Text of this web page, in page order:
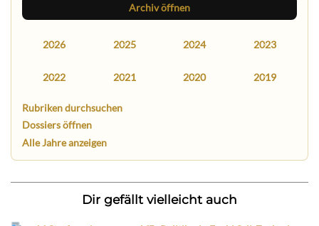
Archiv öffnen
2026 2025 2024 2023
2022 2021 2020 2019
Rubriken durchsuchen
Dossiers öffnen
Alle Jahre anzeigen
Dir gefällt vielleicht auch